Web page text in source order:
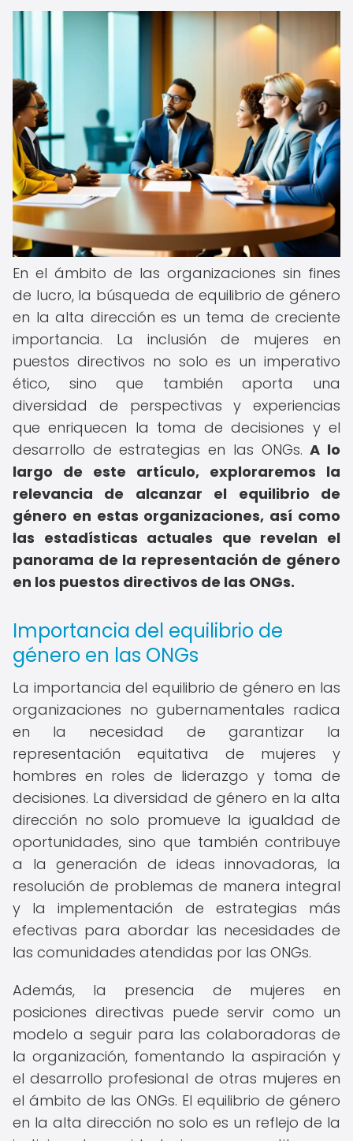
En el ámbito de las organizaciones sin fines
de lucro, la búsqueda de equilibrio de género
en la alta dirección es un tema de creciente
importancia. La inclusión de mujeres en
puestos directivos no solo es un imperativo
ético, sino que también aporta una
diversidad de perspectivas y experiencias
que enriquecen la toma de decisiones y el
desarrollo de estrategias en las ONGs.A lo
largo de este artículo, exploraremos la
relevancia de alcanzar el equilibrio de
género en estas organizaciones, así como
las estadísticas actuales que revelan el
panorama de la representación de género
en los puestos directivos de las ONGs.
Importancia del equilibrio de
género en las ONGs
La importancia del equilibrio de género en las
organizaciones no gubernamentales radica
en la necesidad de garantizar la
representación equitativa de mujeres y
hombres en roles de liderazgo y toma de
decisiones. La diversidad de género en la alta
dirección no solo promueve la igualdad de
oportunidades, sino que también contribuye
a la generación de ideas innovadoras, la
resolución de problemas de manera integral
y la implementación de estrategias más
efectivas para abordar las necesidades de
las comunidades atendidas por las ONGs.
Además, la presencia de mujeres en
posiciones directivas puede servir como un
modelo a seguir para las colaboradoras de
la organización, fomentando la aspiración y
el desarrollo profesional de otras mujeres en
el ámbito de las ONGs. El equilibrio de género
en la alta dirección no solo es un reflejo de la